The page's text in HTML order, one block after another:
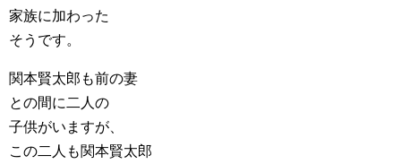
家族に加わった
そうです。
関本賢太郎も前の妻
との間に二人の
子供がいますが、
この二人も関本賢太郎